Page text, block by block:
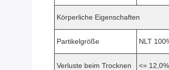
Körperliche Eigenschaften
Partikelgröße NLT
Verluste beim Trocknen <= 12,0%